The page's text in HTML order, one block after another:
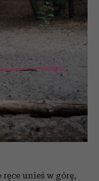
unieś w górę,